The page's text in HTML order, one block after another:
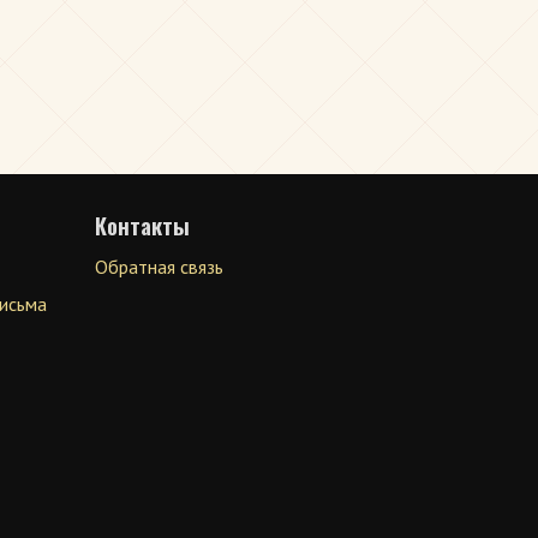
Контакты
Обратная связь